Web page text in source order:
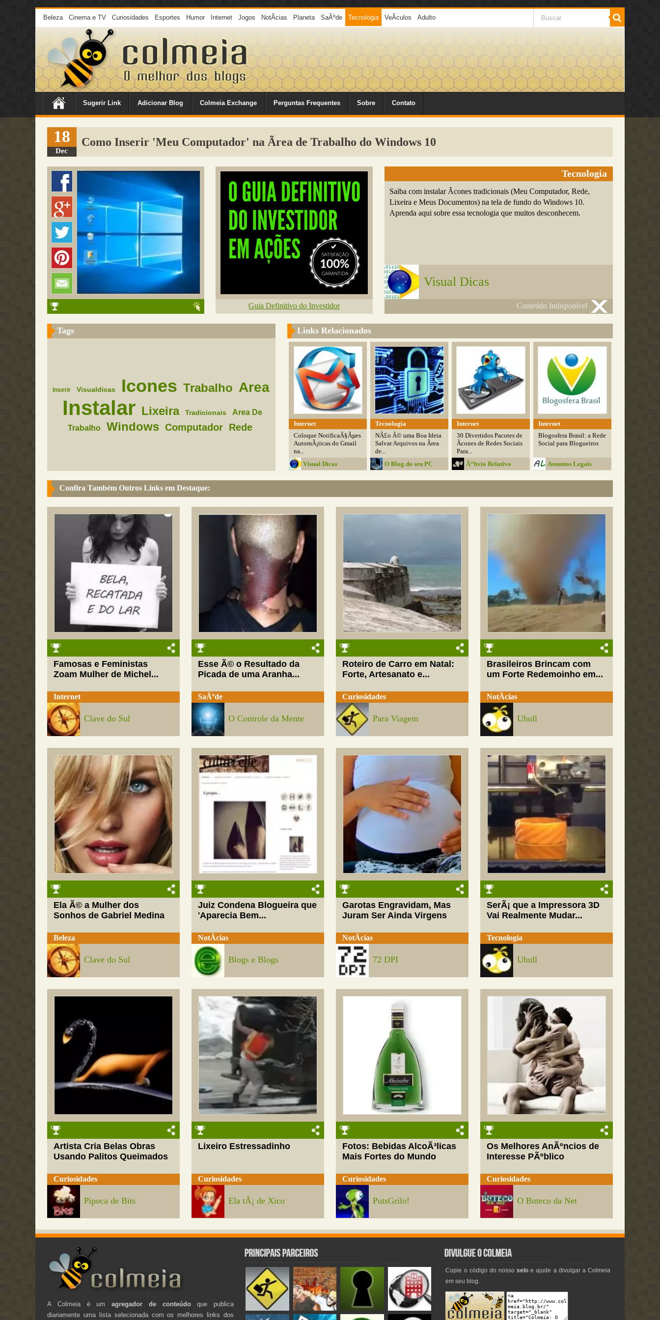
Beleza Cinema e TV Curiosidades Esportes Humor Internet Jogos NotÃ­cias Planeta SaÃºde Tecnologia VeÃ­culos Adulto
Sugerir Link Adicionar Blog Colmeia Exchange Perguntas Frequentes Sobre Contato
18
Dec
Como Inserir 'Meu Computador' na Ãrea de Trabalho do Windows 10
Guia Definitivo do Investidor
Tecnologia
Saiba com instalar Ã­cones tradicionais (Meu Computador, Rede,
Lixeira e Meus Documentos) na tela de fundo do Windows 10.
Aprenda aqui sobre essa tecnologia que muitos desconhecem.
Visual Dicas
Conteúdo Indisponível
Tags
Inserir Visualdicas Icones Trabalho Area
Instalar Lixeira Tradicionais
Area De
Trabalho
Windows Computador Rede
Links Relacionados
Internet
Coloque NotificaÃ§Ãµes
AutomÃ¡ticas do Gmail
na...
Visual Dicas
Tecnologia
NÃ£o Ã© uma Boa Ideia
Salvar Arquivos na Ãrea
de...
O Blog do seu PC
Internet
30 Divertidos Pacotes de
Ãcones de Redes Sociais
Para...
Ã“bvio Relativo
Internet
Blogosfera Brasil: a Rede
Social para Blogueiros
Assuntos Legais
Confira Também Outros Links em Destaque:
Famosas e Feministas
Zoam Mulher de Michel...
Internet
Clave do Sul
Esse Ã© o Resultado da
Picada de uma Aranha...
SaÃºde
O Controle da Mente
Roteiro de Carro em Natal:
Forte, Artesanato e...
Curiosidades
Para Viagem
Brasileiros Brincam com
um Forte Redemoinho em...
NotÃ­cias
Uhull
Ela Ã© a Mulher dos
Sonhos de Gabriel Medina
Beleza
Clave do Sul
Juiz Condena Blogueira que
'Aparecia Bem...
NotÃ­cias
Blogs e Blogs
Garotas Engravidam, Mas
Juram Ser Ainda Virgens
NotÃ­cias
72 DPI
SerÃ¡ que a Impressora 3D
Vai Realmente Mudar...
Tecnologia
Uhull
Artista Cria Belas Obras
Usando Palitos Queimados
Curiosidades
Pipoca de Bits
Lixeiro Estressadinho
Curiosidades
Ela tÃ¡ de Xico
Fotos: Bebidas AlcoÃ³licas
Mais Fortes do Mundo
Curiosidades
PutsGrilo!
Os Melhores AnÃºncios de
Interesse PÃºblico
Curiosidades
O Buteco da Net
A Colmeia é umagregador de conteúdoque publica
diariamente uma lista selecionada com os melhores links dos
Copie o código do nossoselo e ajude a divulgar a Colmeia
em seu blog.